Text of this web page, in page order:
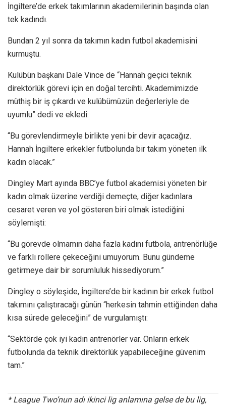
İngiltere’de erkek takımlarının akademilerinin başında olan
tek kadındı.
Bundan 2 yıl sonra da takımın kadın futbol akademisini
kurmuştu.
Kulübün başkanı Dale Vince de “Hannah geçici teknik
direktörlük görevi için en doğal tercihti. Akademimizde
müthiş bir iş çıkardı ve kulübümüzün değerleriyle de
uyumlu” dedi ve ekledi:
“Bu görevlendirmeyle birlikte yeni bir devir açacağız.
Hannah İngiltere erkekler futbolunda bir takım yöneten ilk
kadın olacak.”
Dingley Mart ayında BBC’ye futbol akademisi yöneten bir
kadın olmak üzerine verdiği demeçte, diğer kadınlara
cesaret veren ve yol gösteren biri olmak istediğini
söylemişti:
“Bu görevde olmamın daha fazla kadını futbola, antrenörlüğe
ve farklı rollere çekeceğini umuyorum. Bunu gündeme
getirmeye dair bir sorumluluk hissediyorum.”
Dingley o söyleşide, İngiltere’de bir kadının bir erkek futbol
takımını çalıştıracağı günün “herkesin tahmin ettiğinden daha
kısa sürede geleceğini” de vurgulamıştı:
“Sektörde çok iyi kadın antrenörler var. Onların erkek
futbolunda da teknik direktörlük yapabileceğine güvenim
tam.”
* League Two’nun adı ikinci lig anlamına gelse de bu lig,